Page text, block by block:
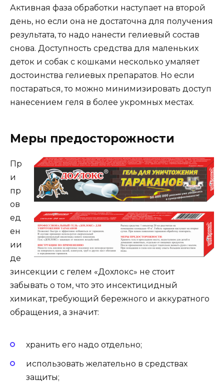
Активная фаза обработки наступает на второй
день, но если она не достаточна для получения
результата, то надо нанести гелиевый состав
снова. Доступность средства для маленьких
деток и собак с кошками несколько умаляет
достоинства гелиевых препаратов. Но если
постараться, то можно минимизировать доступ
нанесением геля в более укромных местах.
Меры предосторожности
Пр
и
пр
ов
ед
ен
ии
де
зинсекции с гелем «Дохлокс» не стоит
забывать о том, что это инсектицидный
химикат, требующий бережного и аккуратного
обращения, а значит:
хранить его надо отдельно;
использовать желательно в средствах
защиты;